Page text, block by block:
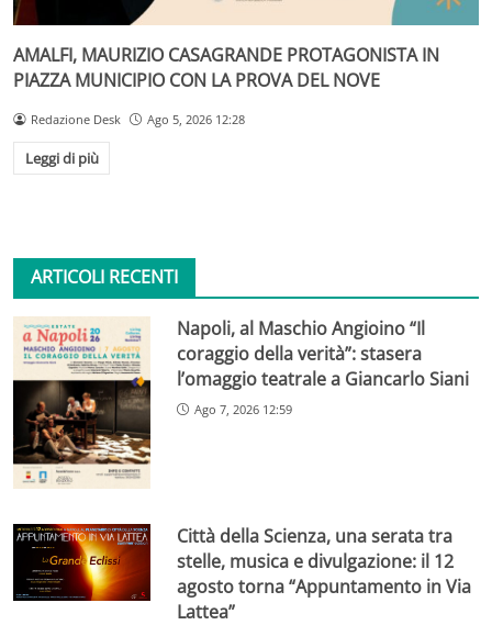
AMALFI, MAURIZIO CASAGRANDE PROTAGONISTA IN
PIAZZA MUNICIPIO CON LA PROVA DEL NOVE
Redazione Desk Ago 5, 2026 12:28
Leggi di più
ARTICOLI RECENTI
Napoli, al Maschio Angioino “Il
coraggio della verità”: stasera
l’omaggio teatrale a Giancarlo Siani
Ago 7, 2026 12:59
Città della Scienza, una serata tra
stelle, musica e divulgazione: il 12
agosto torna “Appuntamento in Via
Lattea”